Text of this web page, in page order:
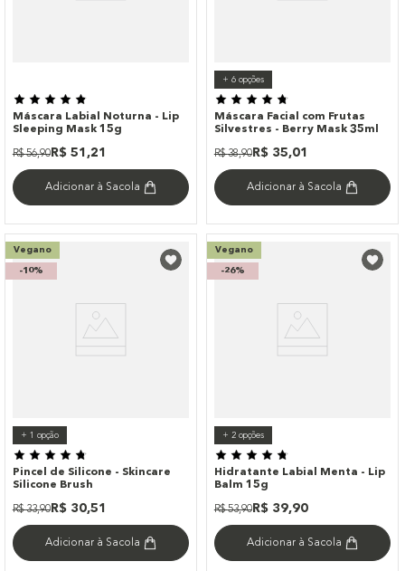
Máscara Labial Noturna - Lip
Sleeping Mask 15g
R$ 56,90R$ 51 ,21
Adicionar à Sacola
+ 6opções
Máscara Facial com Frutas
Silvestres - Berry Mask 35ml
R$ 38,90R$ 35,01
Adicionar à Sacola
Vegano
-10%
+ 1 opção
Pincel de Silicone - Skincare
Silicone Brush
R$ 33,90R$ 30,51
Adicionar à Sacola
Vegano
-26%
+ 2opções
Hidratante Labial Menta - Lip
Balm 15g
R$ 53,90R$ 39,90
Adicionar à Sacola